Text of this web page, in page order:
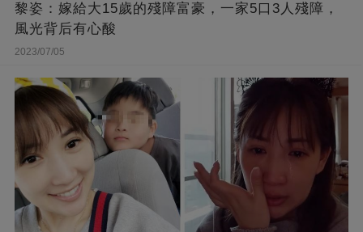
黎姿：嫁給大15歲的殘障富豪，一家5口3人殘障，
風光背后有心酸
2023/07/05